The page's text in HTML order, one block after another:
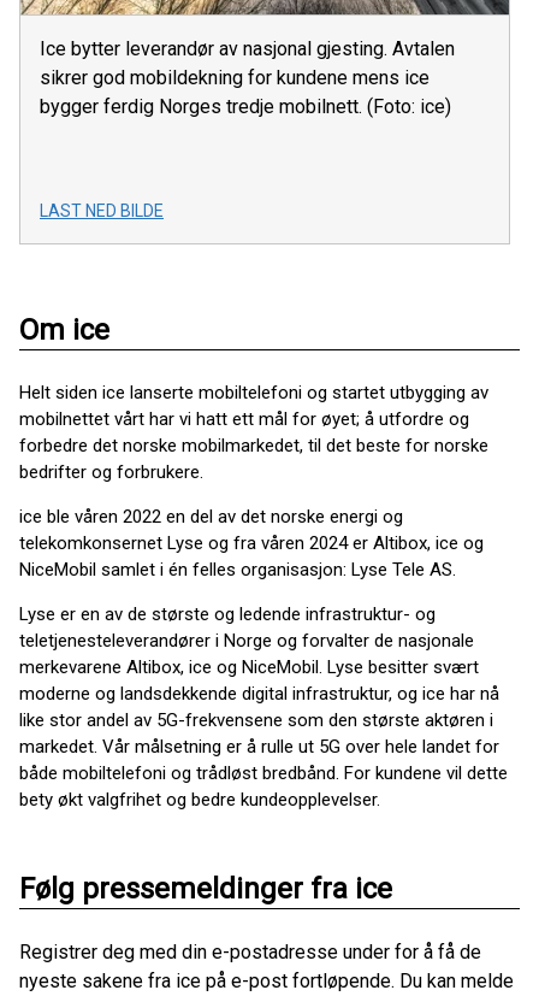
Ice bytter leverandør av nasjonal gjesting. Avtalen
sikrer god mobildekning for kundene mens ice
bygger ferdig Norges tredje mobilnett. (Foto: ice)
LAST NED BILDE
Om ice
Helt siden ice lanserte mobiltelefoni og startet utbygging av
mobilnettet vårt har vi hatt ett mål for øyet; å utfordre og
forbedre det norske mobilmarkedet, til det beste for norske
bedrifter og forbrukere.
ice ble våren 2022 en del av det norske energi og
telekomkonsernet Lyse og fra våren 2024 er Altibox, ice og
NiceMobil samlet i én felles organisasjon: Lyse Tele AS.
Lyse er en av de største og ledende infrastruktur- og
teletjenesteleverandører i Norge og forvalter de nasjonale
merkevarene Altibox, ice og NiceMobil. Lyse besitter svært
moderne og landsdekkende digital infrastruktur, og ice har nå
like stor andel av 5G-frekvensene som den største aktøren i
markedet. Vår målsetning er å rulle ut 5G over hele landet for
både mobiltelefoni og trådløst bredbånd. For kundene vil dette
bety økt valgfrihet og bedre kundeopplevelser.
Følg pressemeldinger fra ice
Registrer deg med din e-postadresse under for å få de
nyeste sakene fra ice på e-post fortløpende. Du kan melde